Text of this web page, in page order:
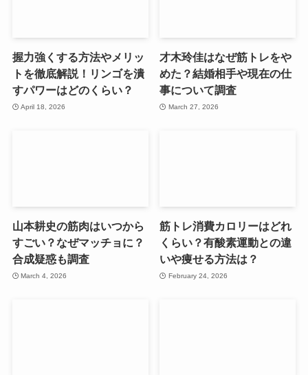
握力強くする方法やメリッ
トを徹底解説！リンゴを潰
すパワーはどのくらい？
April 18, 2026
才木玲佳はなぜ筋トレをや
めた？結婚相手や現在の仕
事について調査
March 27, 2026
山本耕史の筋肉はいつから
すごい？なぜマッチョに？
合成疑惑も調査
March 4, 2026
筋トレ消費カロリーはどれ
くらい？有酸素運動との違
いや痩せる方法は？
February 24, 2026